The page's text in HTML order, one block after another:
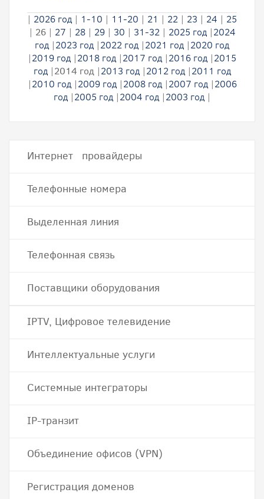
| 2026 год | 1-10 | 11-20 | 21 | 22 | 23 | 24 | 25
| 26| 27 | 28| 29| 30 | 31-32| 2025 год|2024
год |2023 год |2022 год |2021 год |2020 год
|2019 год |2018 год |2017 год |2016 год |2015
год|2014 год|2013 год|2012 год|2011 год
|2010 год|2009 год|2008 год|2007 год|2006
год|2005 год|2004 год|2003 год|
Интернет провайдеры
Телефонные номера
Выделенная линия
Телефонная связь
Поставщики оборудования
IPTV, Цифровое телевидение
Интеллектуальные услуги
Системные интеграторы
IP-транзит
Объединение офисов (VPN)
Регистрация доменов